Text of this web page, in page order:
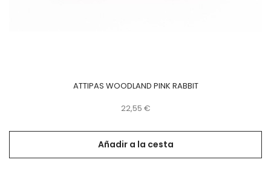
ATTIPAS WOODLAND PINK RABBIT
Precio
22,55 €
Añadir a la cesta